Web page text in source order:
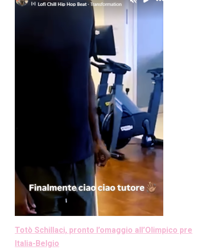
Totò Schillaci, pronto l’omaggio all’Olimpico pre
Italia-Belgio